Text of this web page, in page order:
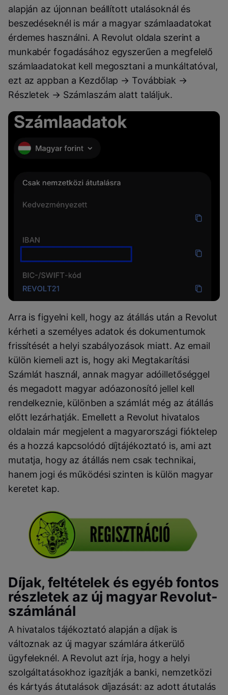
alapján az újonnan beállított utalásoknál és
beszedéseknél is már a magyar számlaadatokat
érdemes használni. A Revolut oldala szerint a
munkabér fogadásához egyszerűen a megfelelő
számlaadatokat kell megosztani a munkáltatóval,
ezt az appban a Kezdőlap → Továbbiak →
Részletek → Számlaszám alatt találjuk.
Arra is figyelni kell, hogy az átállás után a Revolut
kérheti a személyes adatok és dokumentumok
frissítését a helyi szabályozások miatt. Az email
külön kiemeli azt is, hogy aki Megtakarítási
Számlát használ, annak magyar adóilletőséggel
és megadott magyar adóazonosító jellel kell
rendelkeznie, különben a számlát még az átállás
előtt lezárhatják. Emellett a Revolut hivatalos
oldalain már megjelent a magyarországi fióktelep
és a hozzá kapcsolódó díjtájékoztató is, ami azt
mutatja, hogy az átállás nem csak technikai,
hanem jogi és működési szinten is külön magyar
keretet kap.
Díjak, feltételek és egyéb fontos
részletek az új magyar Revolut-
számlánál
A hivatalos tájékoztató alapján a díjak is
változnak az új magyar számlára átkerülő
ügyfeleknél. A Revolut azt írja, hogy a helyi
szolgáltatásokhoz igazítják a banki, nemzetközi
és kártyás átutalások díjazását: az adott átutalás